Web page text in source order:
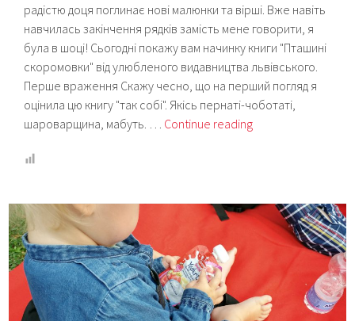
радістю доця поглинає нові малюнки та вірші. Вже навіть
навчилась закінчення рядків замість мене говорити, я
була в шоці! Сьогодні покажу вам начинку книги "Пташині
скоромовки" від улюбленого видавництва львівського.
Перше враження Скажу чесно, що на перший погляд я
оцінила цю книгу "так собі". Якісь пернаті-чоботаті,
шароварщина, мабуть. … Continue readingКартонка
Лева)